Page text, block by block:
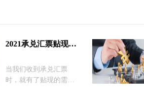
2021承兑汇票贴现利率
当我们收到承兑汇票
时，就有了贴现的需